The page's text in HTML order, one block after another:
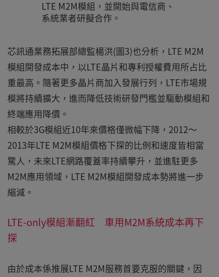
LTE M2M模組，並開始與電信商、
系統業者研擬合作。
芯訊通業務拓展部總監楊洪(圖3)也分析，LTE M2M
模組開發成本中，以LTE晶片和專利授權費用所占比
重最高。隨著更多晶片商加入發展行列，LTE市場規
模將持續擴大，進而降低技術研發門檻並驅動模組和
終端應用降價。
相較於3G模組近10年來價格僅微幅下降，2012～
2013年LTE M2M模組價格下探的比例和速度皆相當
驚人，未來LTE網路覆蓋率持續攀升，並進駐更多
M2M應用領域，LTE M2M模組開發成本勢將進一步
縮減。
LTE-only模組漸翻紅 車用M2M系統成本再下
探
由於成本係推展LTE M2M服務首要克服的關鍵，因